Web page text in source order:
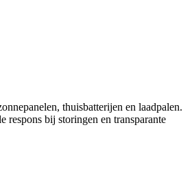
thuisbatterijen en laadpalen.
respons bij storingen en transparante